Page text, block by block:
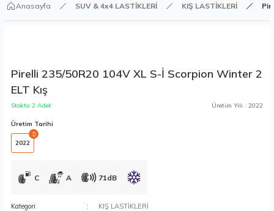
Anasayfa SUV & 4x4 LASTİKLERİ KIŞ LASTİKLERİ
Pirelli 235/50R20 104V XL S-İ Scorpion Winter 2
ELT Kış
Stokta 2 Adet Üretim Yılı : 2022
Üretim Tarihi
2022
C A 71dB
Kategori
KIŞ LASTİKLERİ